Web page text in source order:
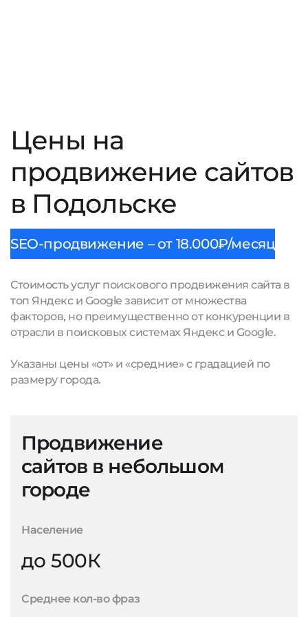
Цены на
продвижение сайтов
в Подольске
SEO-продвижение – от 18.000₽/месяц
Стоимость услуг поискового продвижения сайта в
топ Яндекс и Google зависит от множества
факторов, но преимущественно от конкуренции в
отрасли в поисковых системах Яндекс и Google.
Указаны цены «от» и «средние» с градацией по
размеру города.
Продвижение
сайтов в небольшом
городе
Население
до 500К
Среднее кол-во фраз